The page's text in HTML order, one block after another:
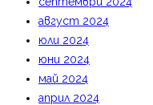
август 2024
юли 2024
юни 2024
май 2024
април 2024